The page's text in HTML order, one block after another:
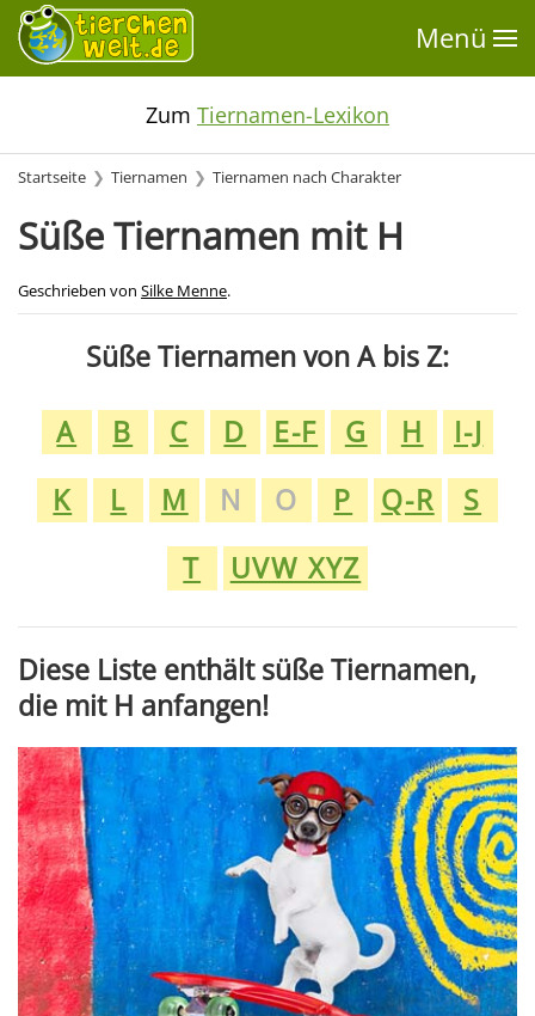
Menü
Zum Tiernamen-Lexikon
Startseite Tiernamen Tiernamen nach Charakter
Süße Tiernamen mit H
Geschrieben von Silke Menne.
Süße Tiernamen von A bis Z:
A
B C D E-F G H
I-J
K
L M N O P Q-R
S
T
UVW XYZ
Diese Liste enthält süße Tiernamen,
die mit H anfangen!